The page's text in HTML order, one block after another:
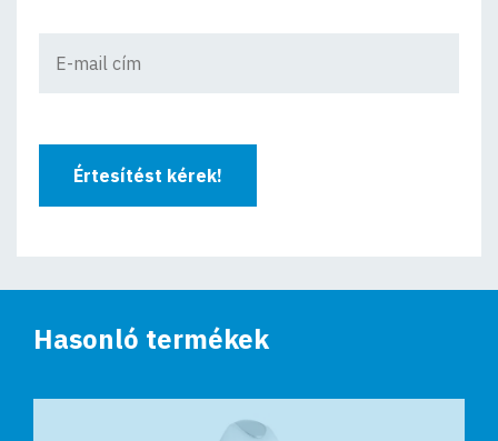
Értesítést kérek!
Hasonló termékek